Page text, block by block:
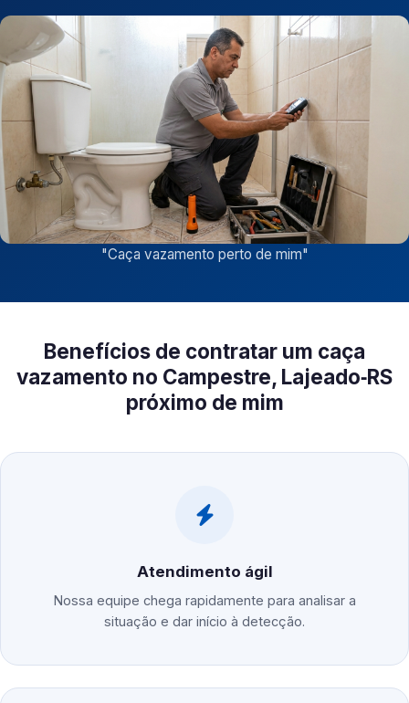
"Caça vazamento perto de mim"
Benefícios de contratar um caça
vazamento no Campestre, Lajeado‑RS
próximo de mim
Atendimento ágil
Nossa equipe chega rapidamente para analisar a
situação e dar início à detecção.